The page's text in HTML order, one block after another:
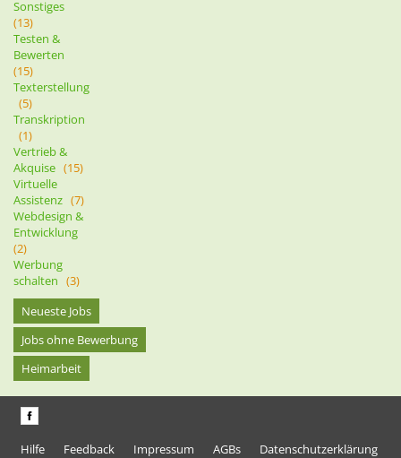
Sonstiges
(13)
Testen &
Bewerten
(15)
Texterstellung
(5)
Transkription
(1)
Vertrieb &
Akquise (15)
Virtuelle
Assistenz (7)
Webdesign &
Entwicklung
(2)
Werbung
schalten (3)
Neueste Jobs
Jobs ohne Bewerbung
Heimarbeit
Hilfe Feedback Impressum AGBs Datenschutzerklärung